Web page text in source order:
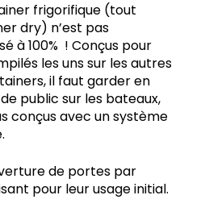
frigorifique (tout
dry) n’est pas
à 100% ! Conçus pour
les uns sur les autres
il faut garder en
public sur les bateaux,
conçus avec un système
de portes par
pour leur usage initial.